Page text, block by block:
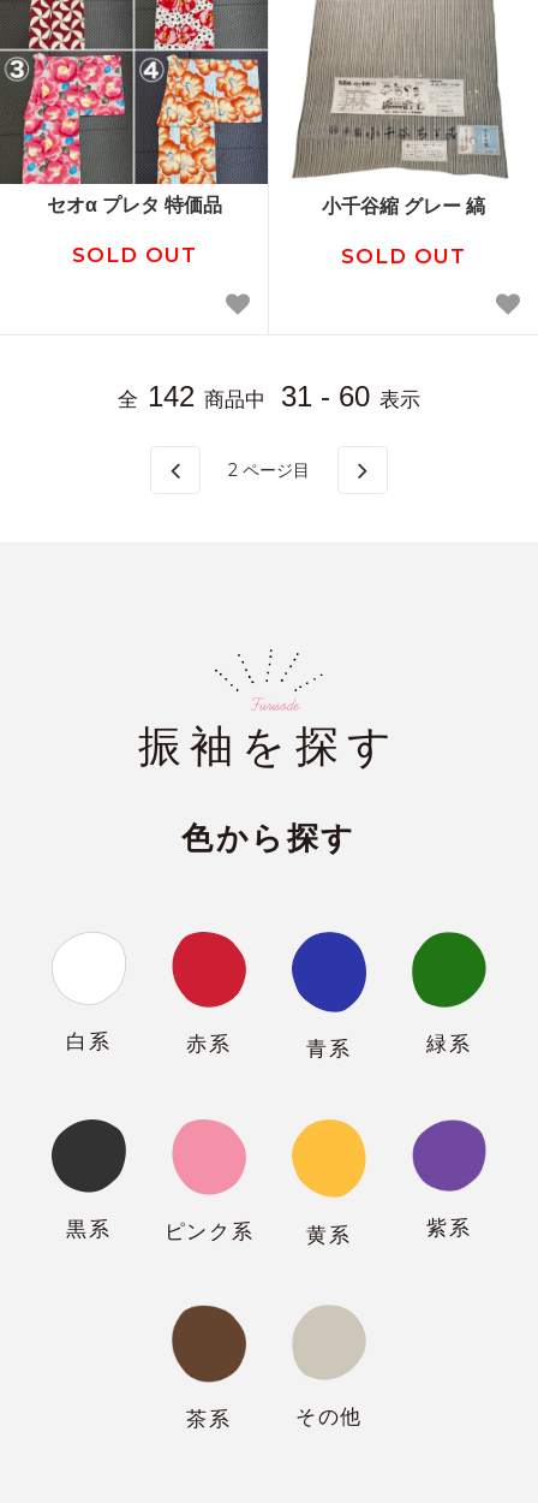
セオα プレタ 特価品
SOLD OUT
小千谷縮 グレー 縞
SOLD OUT
全 142 商品中 31 - 60 表示
2 ページ目
振袖を探す
色から探す
白系 赤系 青系 緑系
黒系 ピンク系 黄系 紫系
茶系 その他